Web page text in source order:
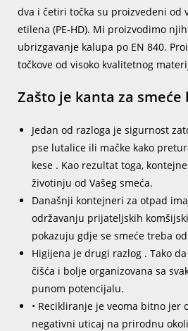
dva i četiri točka su proizvedeni od
etilena (PE-HD). Mi proizvodimo
ubrizgavanje kalupa po EN 840.
točkove od visoko kvalitetnog
Zašto je kanta za smeće
Jedan od razloga je sigurnost
pse lutalice ili mačke kako
kese . Kao rezultat toga,
životinju od Vašeg smeća.
Današnji kontejneri za otpad
održavanju prijateljskih
pokazuju gdje se smeće treba
Higijena je drugi razlog . Tako
čišća i bolje organizovana sa
punom potencijalu.
• Recikliranje je veoma bitno jer
negativni uticaj na prirodnu